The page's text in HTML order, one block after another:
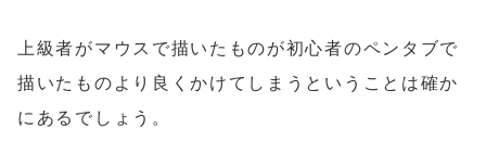
上級者がマウスで描いたものが初心者のペンタブで
描いたものより良くかけてしまうということは確か
にあるでしょう。